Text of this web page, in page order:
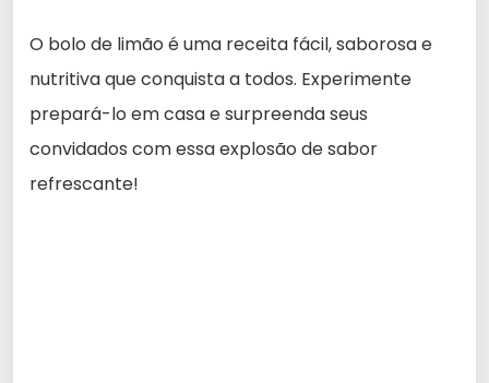
O bolo de limão é uma receita fácil, saborosa e
nutritiva que conquista a todos. Experimente
prepará-lo em casa e surpreenda seus
convidados com essa explosão de sabor
refrescante!